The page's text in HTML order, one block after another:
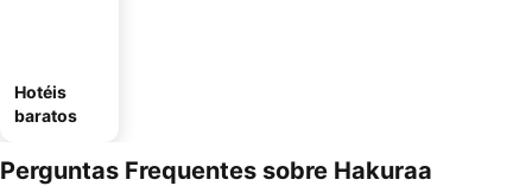
Hotéis
baratos
Perguntas Frequentes sobre Hakuraa